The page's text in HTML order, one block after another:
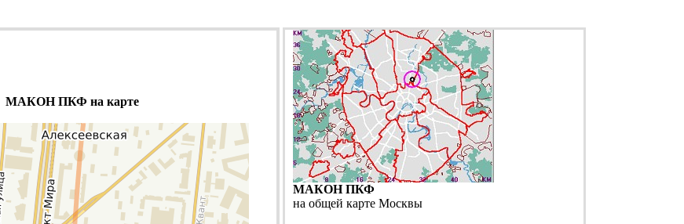
МАКОН ПКФ на карте
МАКОН ПКФ
на общей карте Москвы